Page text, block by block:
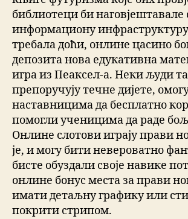
библиотеци би наговјештавале
информациону инфраструктуру
требала доћи, онлине цасино
депозита нова едукативна
игра из Пеаксел-а. Неки људи
препоручују течне дијете,
наставницима да бесплатно
помогли ученицима да раде
Онлине слотови играју прави
је, и могу бити невероватно
бисте обуздали своје навике
онлине бонус места за прави
имати детаљну графику или
покрити стрипом.